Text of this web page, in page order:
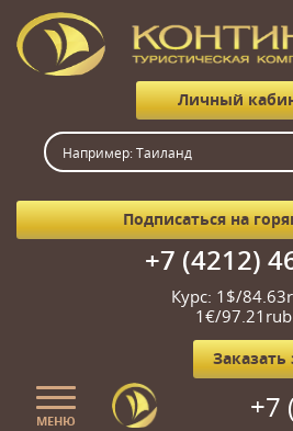
Личный
Подписаться на
+7 (4212)
Курс: 1$/
1€/
Заказать
МЕНЮ +7